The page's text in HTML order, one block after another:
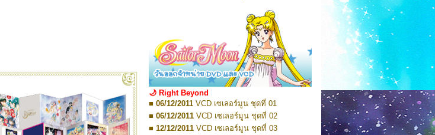
Pretty Guardian Sailor Moon Eternal
Pretty Guardian Sailor Moon Eternal
Edition 10
■ TBA 2026Code Name: Sailor V 1
■ TBA 2026Code Name: Sailor V 2
VCD เซเลอร์มูน คริสตัล VOL.9
VCD เซเลอร์มูน คริสตัล VOL.10
■ 10/08/2016
VCD เซเลอร์มูน คริสตัล VOL.11
■ 10/08/2016VCD เซเลอร์มูน คริสตัล VOL.12
■ 17/08/2016VCD เซเลอร์มูน คริสตัล VOL.13
■ 26/05/2016 DVD เซเลอร์มูน คริสตัล VOL.1
■ 08/07/2016DVD เซเลอร์มูน คริสตัล VOL.2
■ 19/08/2016 DVD เซเลอร์มูน คริสตัล VOL.3
■ 08/09/2016 DVD เซเลอร์มูน คริสตัล VOL.4
■ 07/10/2016 DVD เซเลอร์มูน คริสตัล VOL.5
🌙 Right Beyond
■ 06/12/2011 VCD เซเลอร์มูน ชุดที่ 01
■ 06/12/2011 VCD เซเลอร์มูน ชุดที่ 02
■ 12/12/2011 VCD เซเลอร์มูน ชุดที่ 03